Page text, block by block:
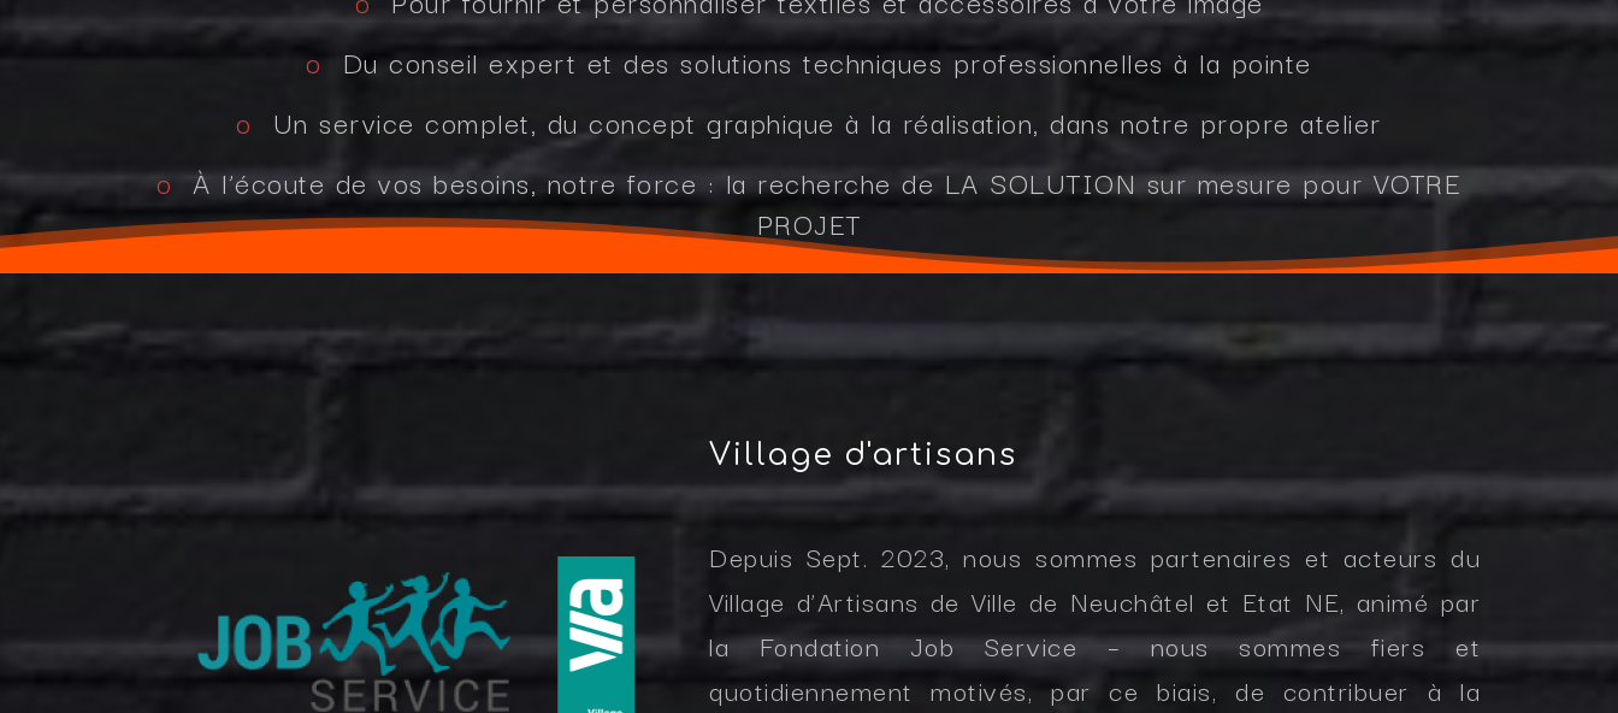
o Du conseil expert et des solutions techniques professionnelles à la pointe
o Un service complet, du concept graphique à la réalisation, dans notre propre atelier
oÀ l’écoute de vos besoins, notre force : la recherche de LA SOLUTION sur mesure pour VOTRE
PROJET
Village d'artisans
Depuis Sept. 2023, nous sommes partenaires et acteurs du
Village d’Artisans de Ville de Neuchâtel et Etat NE, animé par
la Fondation Job Service – nous sommes fiers et
quotidiennement motivés, par ce biais, de contribuer à la